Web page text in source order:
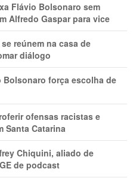
Flávio Bolsonaro sem
Alfredo Gaspar para vice
reúnem na casa de
diálogo
Bolsonaro força escolha de
ofensas racistas e
Santa Catarina
Chiquini, aliado de
de podcast